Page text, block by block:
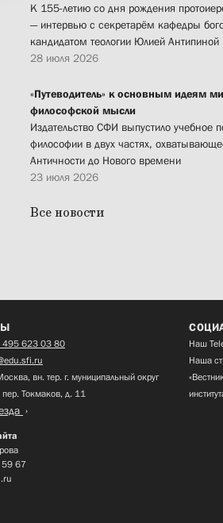
К 155-летию со дня рождения
— интервью с секретарём кафедры
кандидатом теологии Юлией Антипиной
28 июля 2026
«Путеводитель» к основным идеям
философской мысли
Издательство СФИ выпустило учебное
философии в двух частях,
Античности до Нового времени
23 июля 2026
Все новости
495 623 03 80
вн. тер. г. муниципальный округ
Токмаков, д. 11
59 67
Наш
Наша